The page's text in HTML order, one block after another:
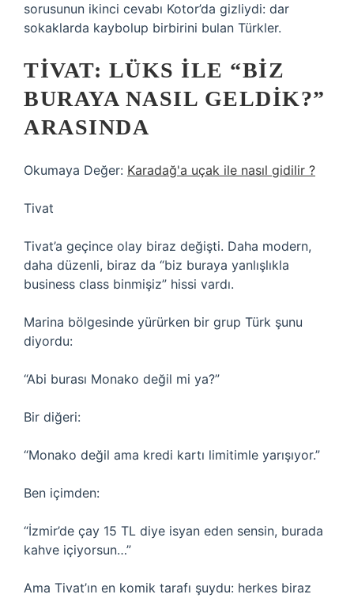
sorusunun ikinci cevabı Kotor’da gizliydi: dar
sokaklarda kaybolup birbirini bulan Türkler.
TIVAT: LÜKS ILE “BIZ
BURAYA NASIL GELDIK?”
ARASINDA
Okumaya Değer: Karadağ'a uçak ile nasıl gidilir ?
Tivat
Tivat’a geçince olay biraz değişti. Daha modern,
daha düzenli, biraz da “biz buraya yanlışlıkla
business class binmişiz” hissi vardı.
Marina bölgesinde yürürken bir grup Türk şunu
diyordu:
“Abi burası Monako değil mi ya?”
Bir diğeri:
“Monako değil ama kredi kartı limitimle yarışıyor.”
Ben içimden:
“İzmir’de çay 15 TL diye isyan eden sensin, burada
kahve içiyorsun…”
Ama Tivat’ın en komik tarafı şuydu: herkes biraz